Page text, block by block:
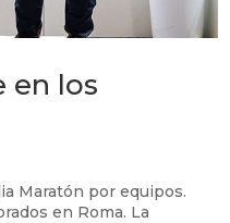
en los
Maratón por equipos.
en Roma. La